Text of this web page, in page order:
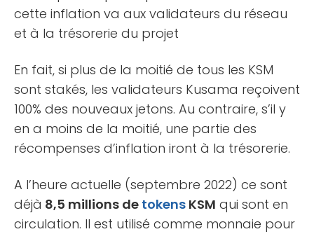
cette inflation va aux validateurs du réseau
et à la trésorerie du projet
En fait, si plus de la moitié de tous les KSM
sont stakés, les validateurs Kusama reçoivent
100% des nouveaux jetons. Au contraire, s’il y
en a moins de la moitié, une partie des
récompenses d’inflation iront à la trésorerie.
A l’heure actuelle (septembre 2022) ce sont
déjà 8,5 millions de tokens KSM qui sont en
circulation. Il est utilisé comme monnaie pour